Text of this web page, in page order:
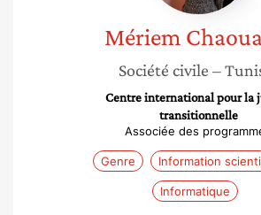
Mériem
Société civile –
Centre international pour la
transitionnelle
Associée des
Genre Information
Informatique